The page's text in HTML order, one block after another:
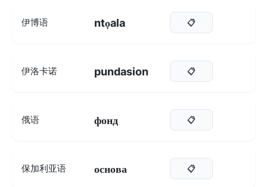
伊博语 ntọala 📋
伊洛卡诺 pundasion 📋
俄语 фонд 📋
保加利亚语 основа 📋